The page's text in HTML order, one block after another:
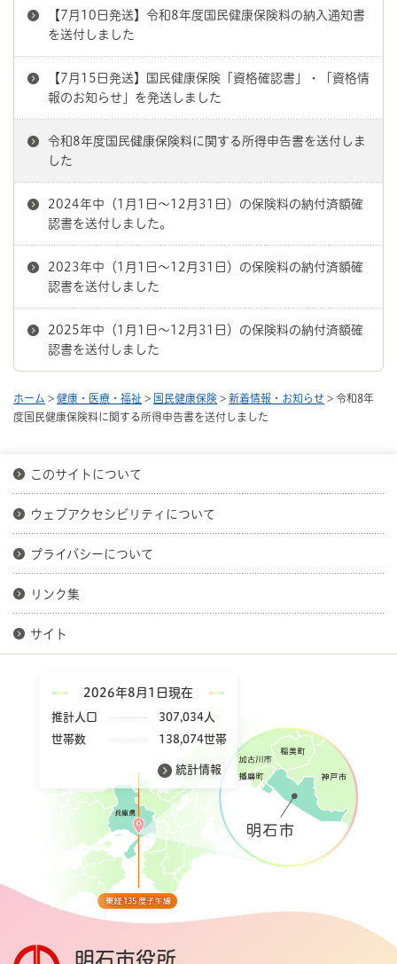
【7月10日発送】令和8年度国民健康保険料の納入通知書
を送付しました
【7月15日発送】国民健康保険「資格確認書」・「資格情
報のお知らせ」を発送しました
令和8年度国民健康保険料に関する所得申告書を送付しま
した
2024年中（1月1日～12月31日）の保険料の納付済額確
認書を送付しました。
2023年中（1月1日～12月31日）の保険料の納付済額確
認書を送付しました
2025年中（1月1日～12月31日）の保険料の納付済額確
認書を送付しました
ホーム > 健康・医療・福祉 > 国民健康保険 > 新着情報・お知らせ > 令和8年
度国民健康保険料に関する所得申告書を送付しました
このサイトについて
ウェブアクセシビリティについて
プライバシーについて
リンク集
サイト
2026年8月1日現在
推計人口
307,034人
世帯数
138,074世帯
統計情報
明石市役所